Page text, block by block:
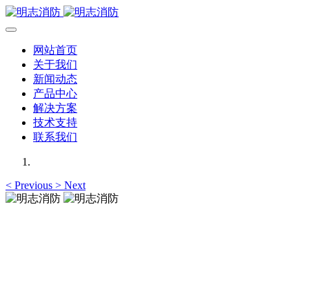
网站首页
关于我们
新闻动态
产品中心
解决方案
技术支持
联系我们
< Previous > Next